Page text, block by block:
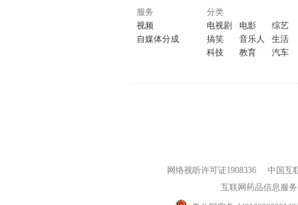
服务
视频
自媒体分成
分类
电视剧
电影 综艺
搞笑
音乐人 生活
科技
教育 汽车
网络视听许可证1908336
中国互
互联网药品信息服